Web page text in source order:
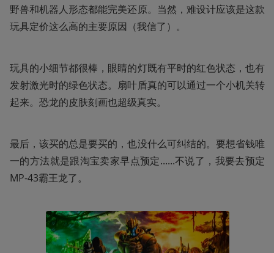
野兽和机器人形态都能完美还原。当然，难设计应该是这款
玩具定价这么高的主要原因（我信了）。
玩具的小细节都很棒，眼睛的灯既有平时的红色状态，也有
发射激光时的绿色状态。扇叶盾真的可以通过一个小机关转
起来。恐龙的皮肤刻画也超级真实。
最后，该买的总是要买的，也没什么可纠结的。要想省钱唯
一的方法就是跟淘宝卖家早点预定......不说了，我要去预定
MP-43霸王龙了。